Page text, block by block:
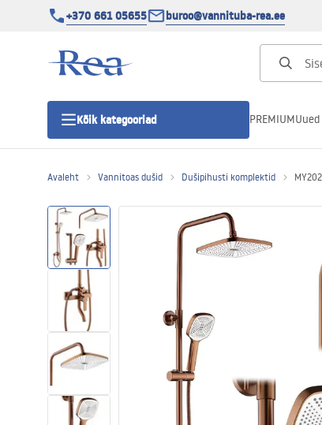
+370 661 05655 buroo@vannituba-rea.ee
Kõik kategooriad
Duši uks
Vannitoa dušialused
Lineaarne duši äravool
Tualettruumid
Vajub ära
PREMIUM
Avaleht Vannitoas dušid Dušipihusti komplektid